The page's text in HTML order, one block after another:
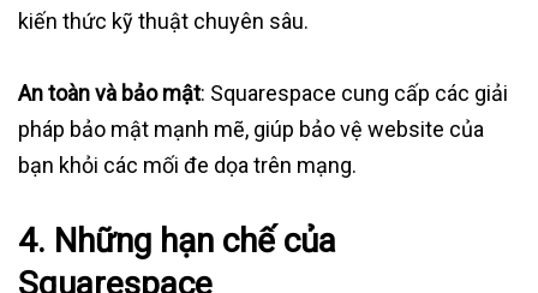
kiến thức kỹ thuật chuyên sâu.
An toàn và bảo mật: Squarespace cung cấp các giải
pháp bảo mật mạnh mẽ, giúp bảo vệ website của
bạn khỏi các mối đe dọa trên mạng.
4. Những hạn chế của
Squarespace